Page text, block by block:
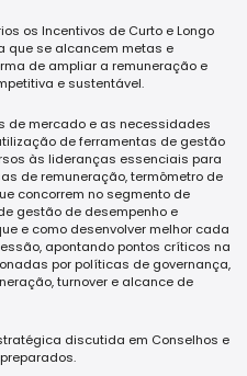
os Incentivos de Curto e Longo
que se alcancem metas e
de ampliar a remuneração e
e sustentável.
de mercado e as necessidades
de ferramentas de gestão
às lideranças essenciais para
de remuneração, termômetro de
concorrem no segmento de
gestão de desempenho e
e como desenvolver melhor cada
apontando pontos críticos na
por políticas de governança,
turnover e alcance de
discutida em Conselhos e